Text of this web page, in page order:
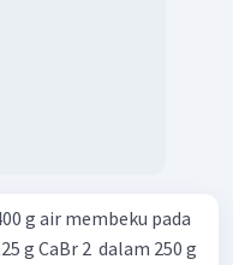
g air membeku pada
g CaBr 2 ​ dalam 250 g